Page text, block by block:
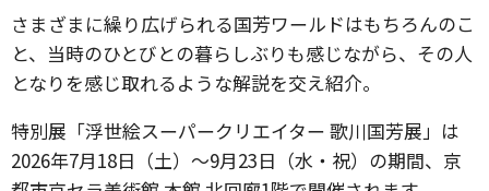
さまざまに繰り広げられる国芳ワールドはもちろんのこ
と、当時のひとびとの暮らしぶりも感じながら、その人
となりを感じ取れるような解説を交え紹介。
特別展「浮世絵スーパークリエイター 歌川国芳展」は
2026年7月18日（土）～9月23日（水・祝）の期間、京